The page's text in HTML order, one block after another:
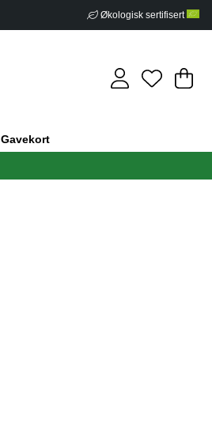
Økologisk sertifisert
.
Gavekort